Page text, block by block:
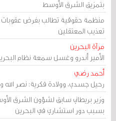
بتمزيق الشرق الأوسط
منظمة حقوقية تطالب بفرض عقوبات
تعذيب المعتقلين
مرآة البحرين
الأمير أندرو وغسل سمعة نظام
أحمد رضي
رحيل جسدي، وولادة فكرية: نصر الله
وزير بريطاني سابق لشؤون الشرق
بسبب دور استشاري في البحرين